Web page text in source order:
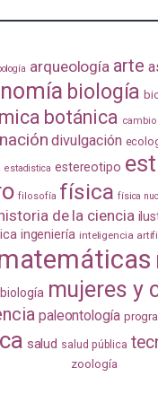
arqueología arte
biología
botánica
divulgación
estadistica estereotipo
filosofía física física
de la ciencia
ingeniería inteligencia
mujeres y
paleontología
salud salud pública
zoología